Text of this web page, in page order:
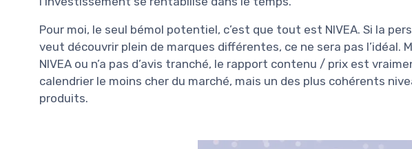
Pour moi, le seul bémol potentiel, c’est que tout est NIVEA. Si la
veut découvrir plein de marques différentes, ce ne sera pas l’idéal.
NIVEA ou n’a pas d’avis tranché, le rapport contenu / prix est
calendrier le moins cher du marché, mais un des plus cohérents
produits.